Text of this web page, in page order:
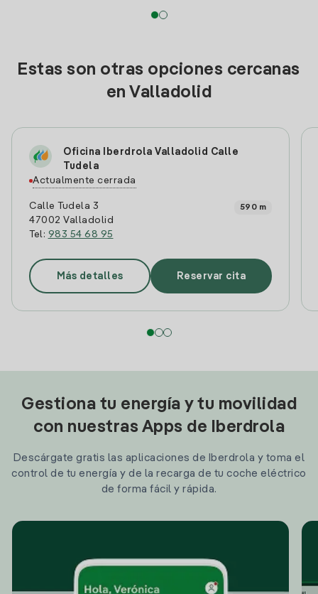
Estas son otras opciones cercanas
en Valladolid
Oficina Iberdrola Valladolid Calle
Tudela
Actualmente cerrada
Calle Tudela 3
47002 Valladolid
Tel: 983 54 68 95
590 m
Más detalles Reservar cita
Gestiona tu energía y tu movilidad
con nuestras Apps de Iberdrola
Descárgate gratis las aplicaciones de Iberdrola y toma el
control de tu energía y de la recarga de tu coche eléctrico
de forma fácil y rápida.